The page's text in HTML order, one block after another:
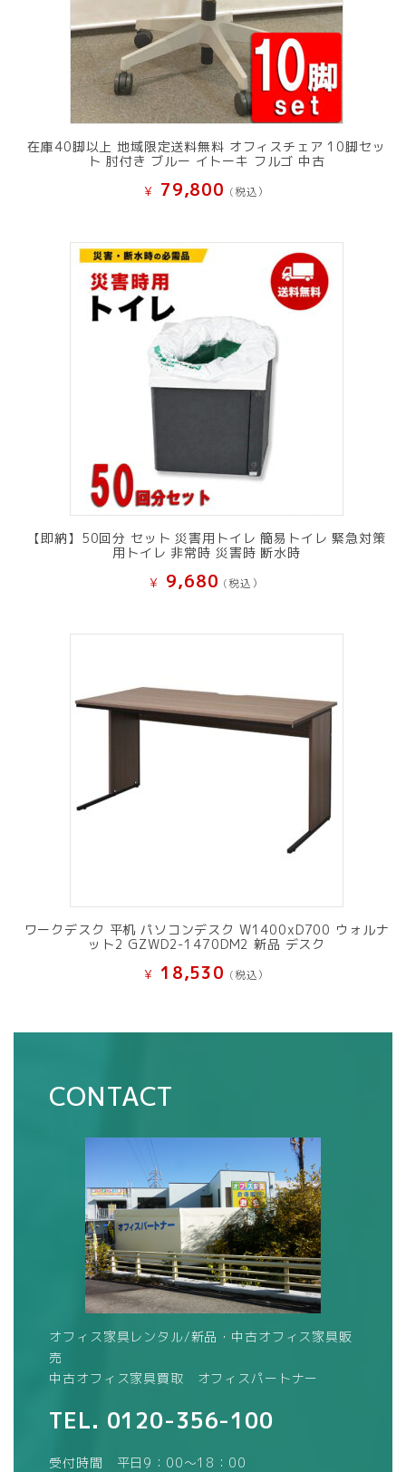
在庫40脚以上 地域限定送料無料 オフィスチェア 10脚セッ
ト 肘付き ブルー イトーキ フルゴ 中古
¥ 79,800 (税込）
【即納】50回分 セット 災害用トイレ 簡易トイレ 緊急対策
用トイレ 非常時 災害時 断水時
¥ 9,680 (税込）
ワークデスク 平机 パソコンデスク W1400xD700 ウォルナ
ット2 GZWD2-1470DM2 新品 デスク
¥ 18,530 (税込）
CONTACT
オフィス家具レンタル/新品・中古オフィス家具販
売
中古オフィス家具買取 オフィスパートナー
TEL. 0120-356-100
受付時間 平日9：00～18：00